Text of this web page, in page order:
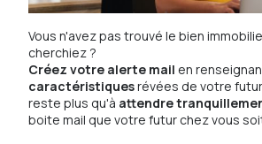
Vous n'avez pas trouvé le bien
cherchiez ?
Créez votre alerte mail en
caractéristiquesrévées de votre
reste plus qu'à attendre
boite mail que votre futur chez vous